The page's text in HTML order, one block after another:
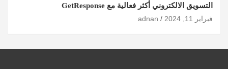
التسويق الالكتروني أكثر فعالية مع GetResponse
فبراير 11, 2024
adnan